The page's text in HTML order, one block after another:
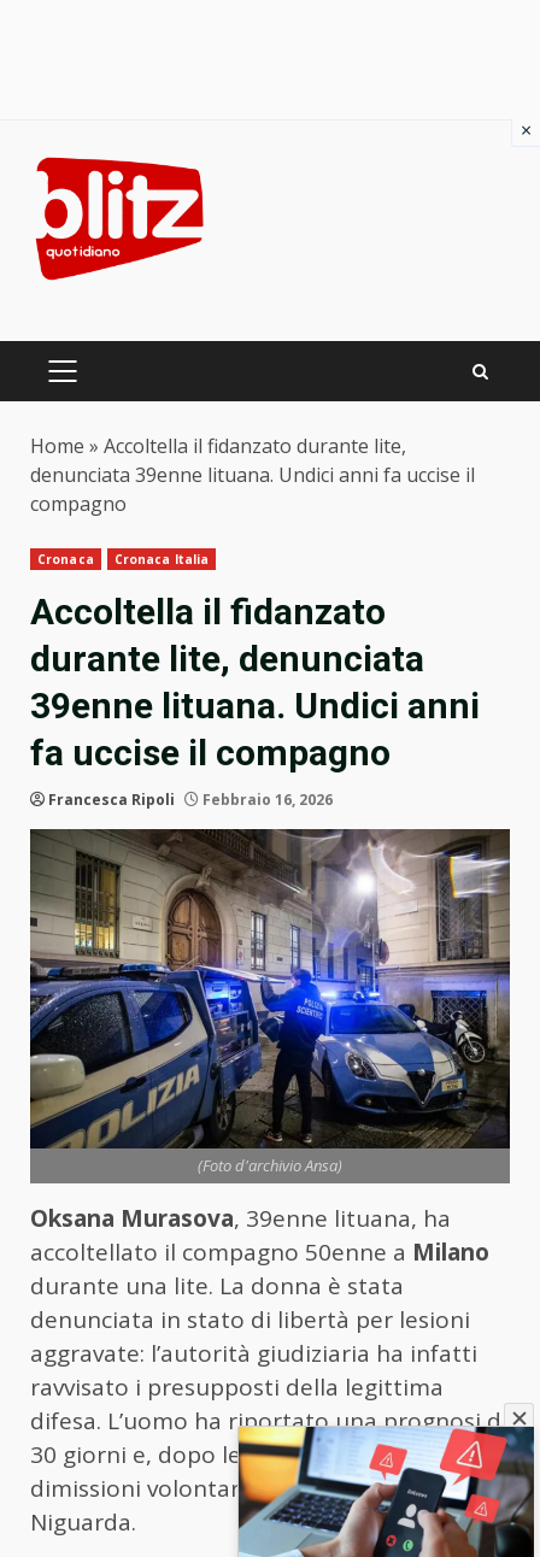
content
PRIMARY
Home » Accoltella il fidanzato durante lite,
denunciata 39enne lituana. Undici anni fa uccise il
compagno
Cronaca Cronaca Italia
Accoltella il fidanzato
durante lite, denunciata
39enne lituana. Undici anni
fa uccise il compagno
Francesca Ripoli Febbraio 16, 2026
(Foto d'archivio Ansa)
Oksana Murasova, 39enne lituana, ha
accoltellato il compagno 50enne a Milano
durante una lite. La donna è stata
denunciata in stato di libertà per lesioni
aggravate: l’autorità giudiziaria ha infatti
ravvisato i presupposti della legittima
difesa. L’uomo ha riportato una prognosi di
30 giorni e, dopo le cure, ha firmato le
dimissioni volontarie dall’ospedale
Niguarda.
×